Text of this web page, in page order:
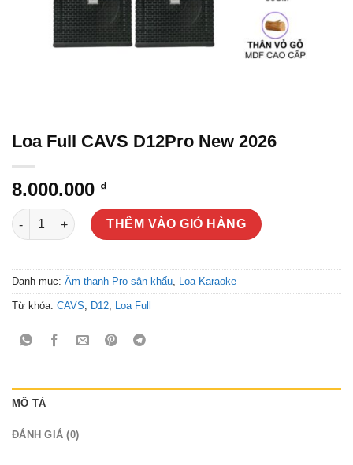
Loa Full CAVS D12Pro New 2026
8.000.000 ₫
Loa Full CAVS D12Pro New 2026 số lượng
THÊM VÀO GIỎ HÀNG
Danh mục: Âm thanh Pro sân khấu Loa Karaoke
Từ khóa: CAVS D12 Loa Full
MÔ TẢ
ĐÁNH GIÁ (0)